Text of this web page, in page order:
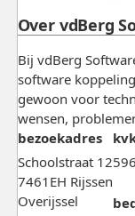
Over vdBerg
Bij vdBerg
software
gewoon voor
wensen,
bezoekadres
Schoolstraat 12
7461EH Rijssen
Overijssel